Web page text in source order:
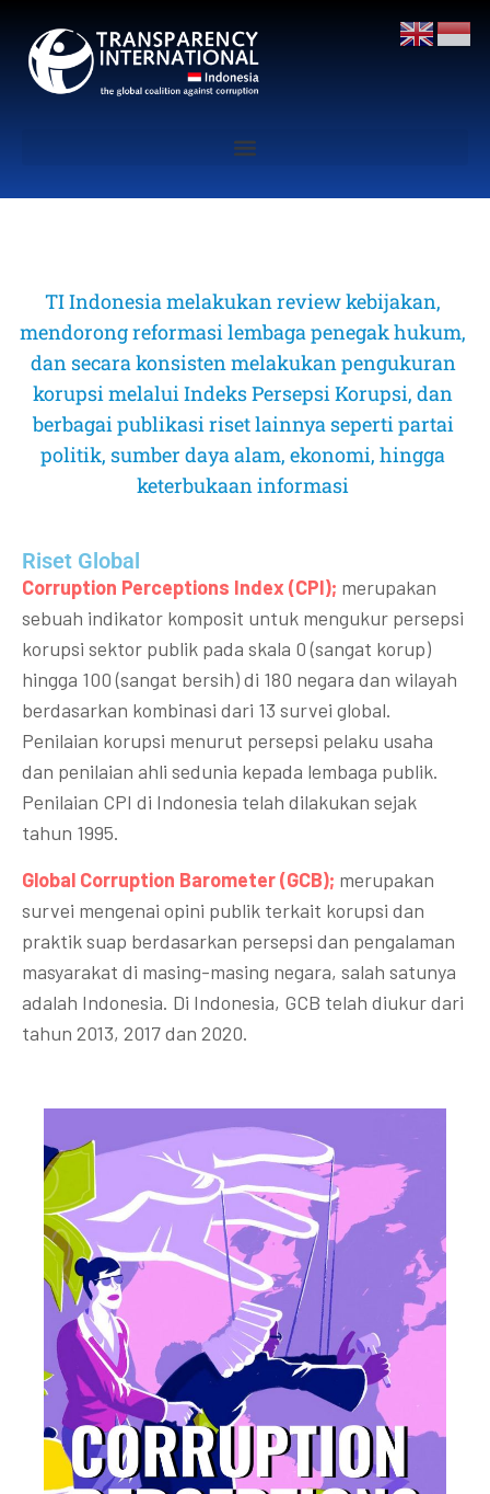
TI Indonesia melakukan review kebijakan,
mendorong reformasi lembaga penegak hukum,
dan secara konsisten melakukan pengukuran
korupsi melalui Indeks Persepsi Korupsi, dan
berbagai publikasi riset lainnya seperti partai
politik, sumber daya alam, ekonomi, hingga
keterbukaan informasi
Riset Global​
Corruption Perceptions Index (CPI); merupakan
sebuah indikator komposit untuk mengukur persepsi
korupsi sektor publik pada skala 0 (sangat korup)
hingga 100 (sangat bersih) di 180 negara dan wilayah
berdasarkan kombinasi dari 13 survei global.
Penilaian korupsi menurut persepsi pelaku usaha
dan penilaian ahli sedunia kepada lembaga publik.
Penilaian CPI di Indonesia telah dilakukan sejak
tahun 1995.
Global Corruption Barometer (GCB); merupakan
survei mengenai opini publik terkait korupsi dan
praktik suap berdasarkan persepsi dan pengalaman
masyarakat di masing-masing negara, salah satunya
adalah Indonesia. Di Indonesia, GCB telah diukur dari
tahun 2013, 2017 dan 2020.